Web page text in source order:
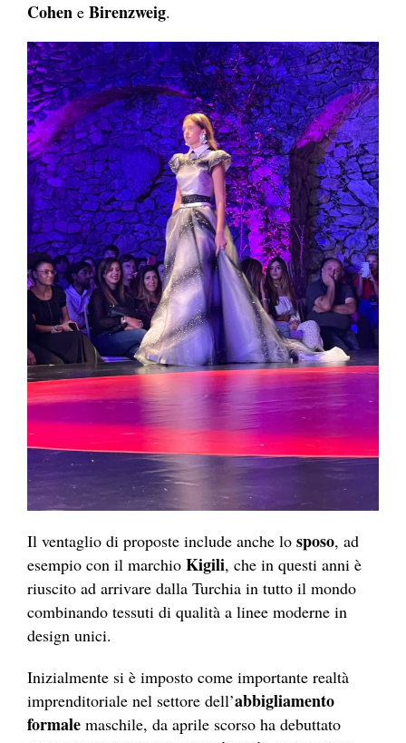
Cohen e Birenzweig.
Il ventaglio di proposte include anche lo sposo, ad
esempio con il marchio Kigili, che in questi anni è
riuscito ad arrivare dalla Turchia in tutto il mondo
combinando tessuti di qualità a linee moderne in
design unici.
Inizialmente si è imposto come importante realtà
imprenditoriale nel settore dell’abbigliamento
formale maschile, da aprile scorso ha debuttato